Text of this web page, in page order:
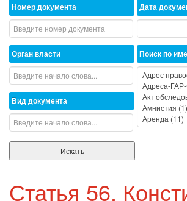
Номер документа
Орган власти
Вид документа
Дата
Поиск по
Статья 56.